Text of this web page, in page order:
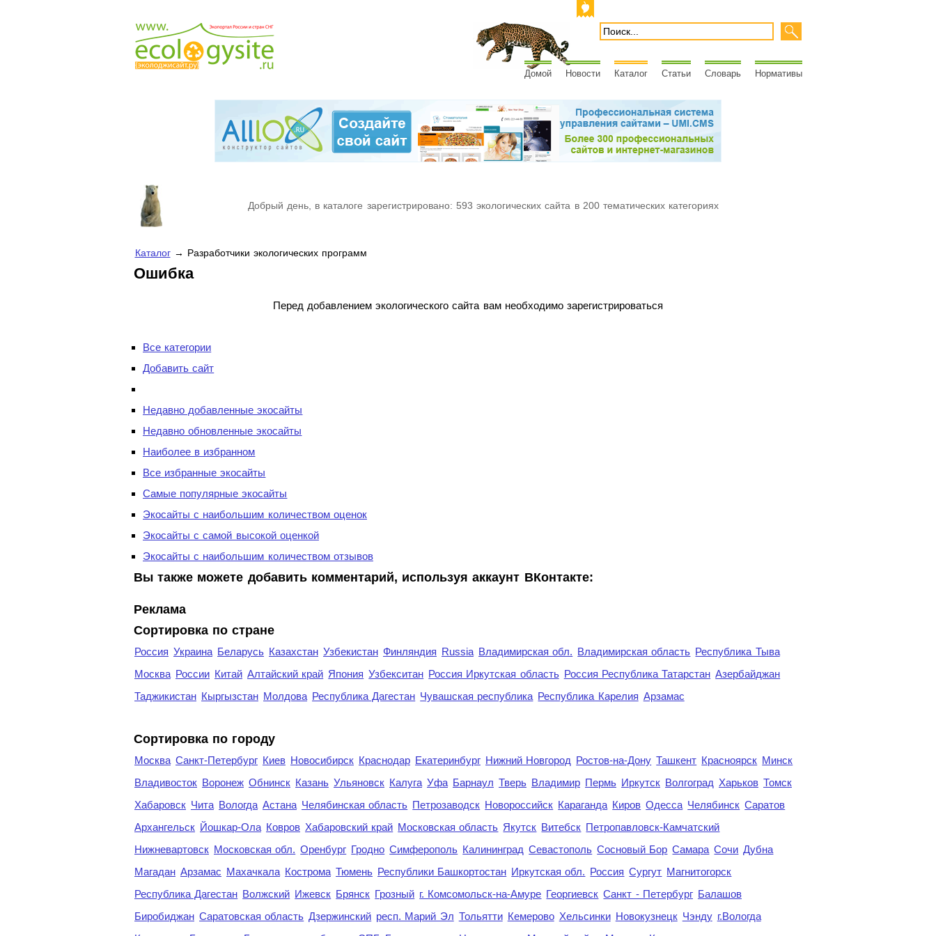
Домой Новости Каталог Статьи Словарь Нормативы
Добрый день, в каталоге зарегистрировано: 593 экологических сайта в 200 тематических категориях
Каталог→ Разработчики экологических программ
Ошибка
Перед добавлением экологического сайта вам необходимо зарегистрироваться
Все категории
Добавить сайт
Недавно добавленные экосайты
Недавно обновленные экосайты
Наиболее в избранном
Все избранные экосайты
Самые популярные экосайты
Экосайты с наибольшим количеством оценок
Экосайты с самой высокой оценкой
Экосайты с наибольшим количеством отзывов
Вы также можете добавить комментарий, используя аккаунт ВКонтакте:
Реклама
Сортировка по стране
Россия Украина Беларусь Казахстан Узбекистан Финляндия Russia Владимирская обл. Владимирская область Республика Тыва
Москва России Китай Алтайский край Япония Узбекситан Россия Иркутская область Россия Республика Татарстан Азербайджан
Таджикистан Кыргызстан Молдова Республика Дагестан Чувашская республика Республика Карелия Арзамас
Cортировка по городу
Москва Санкт-Петербург Киев Новосибирск Краснодар Екатеринбург Нижний Новгород Ростов-на-Дону Ташкент Красноярск Минск
Владивосток Воронеж Обнинск Казань Ульяновск Калуга Уфа Барнаул Тверь Владимир Пермь Иркутск Волгоград Харьков Томск
Хабаровск Чита Вологда Астана Челябинская область Петрозаводск Новороссийск Караганда Киров Одесса Челябинск Саратов
Архангельск Йошкар-Ола Ковров Хабаровский край Московская область Якутск Витебск Петропавловск-Камчатский
Нижневартовск Московская обл. Оренбург Гродно Симферополь Калининград Севастополь Сосновый Бор Самара Сочи Дубна
Магадан Арзамас Махачкала Кострома Тюмень Республики Башкортостан Иркутская обл. Россия Сургут Магнитогорск
Республика Дагестан Волжский Ижевск Брянск Грозный г. Комсомольск-на-Амуре Георгиевск Санкт - Петербург Балашов
Биробиджан Саратовская область Дзержинский респ. Марий Эл Тольятти Кемерово Хельсинки Новокузнецк Чэнду г.Вологда